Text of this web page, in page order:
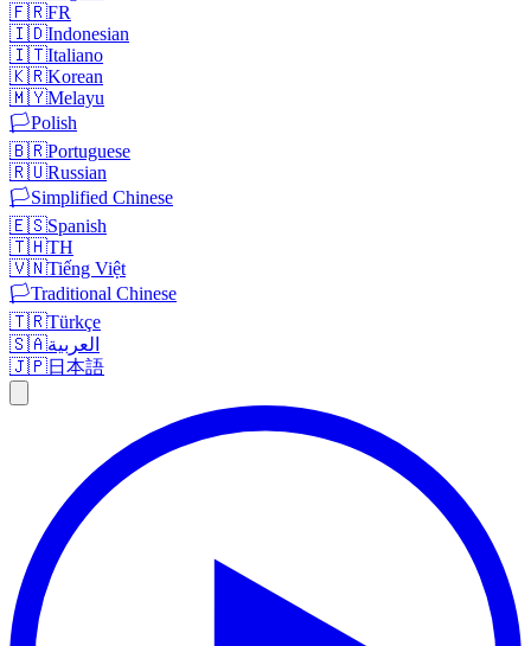
🇫🇷FR
🇮🇩Indonesian
🇮🇹Italiano
🇰🇷Korean
🇲🇾Melayu
🏳️Polish
🇧🇷Portuguese
🇷🇺Russian
🏳️Simplified Chinese
🇪🇸Spanish
🇹🇭TH
🇻🇳Tiếng Việt
🏳️Traditional Chinese
🇹🇷Türkçe
🇸🇦العربية
🇯🇵日本語